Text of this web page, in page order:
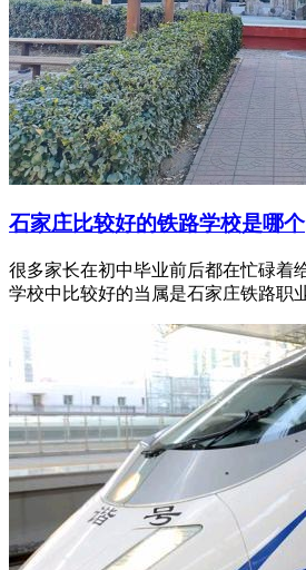
石家庄比较好的铁路学校是哪个
很多家长在初中毕业前后都在忙碌着
学校中比较好的当属是石家庄铁路职